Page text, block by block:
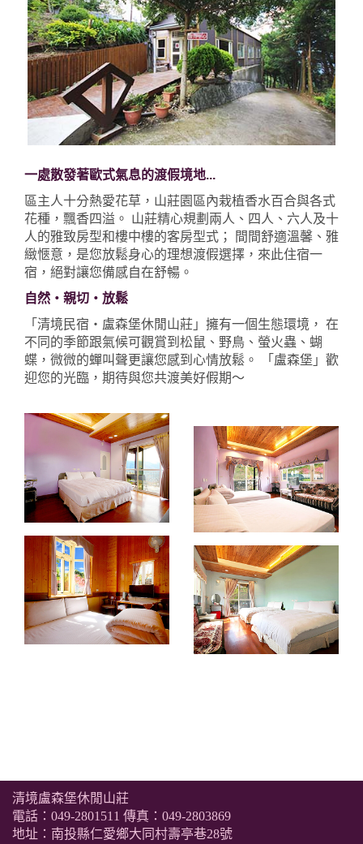
一處散發著歐式氣息的渡假境地...
區主人十分熱愛花草，山莊園區內栽植香水百合與各式
花種，飄香四溢。 山莊精心規劃兩人、四人、六人及十
人的雅致房型和樓中樓的客房型式； 間間舒適溫馨、雅
緻愜意，是您放鬆身心的理想渡假選擇，來此住宿一
宿，絕對讓您備感自在舒暢。
自然‧親切‧放鬆
「清境民宿‧盧森堡休閒山莊」擁有一個生態環境， 在
不同的季節跟氣候可觀賞到松鼠、野鳥、螢火蟲、蝴
蝶，微微的蟬叫聲更讓您感到心情放鬆。 「盧森堡」歡
迎您的光臨，期待與您共渡美好假期～
清境盧森堡休閒山莊
電話： 049-2801511 傳真：049-2803869
地址：南投縣仁愛鄉大同村壽亭巷28號